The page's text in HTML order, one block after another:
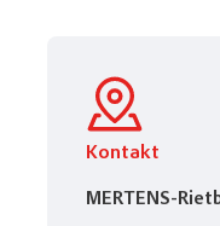
Kontakt
MERTENS-